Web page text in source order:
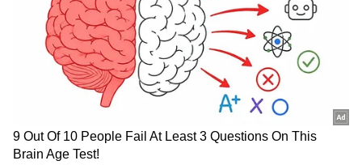
ആവശ്യത്തിന് വെള്ളം ലഭിക്കാത്തപ്പോൾ
മൂത്രത്തിന്റെ സാന്ദ്രത വർദ്ധിക്കുന്നു. ഇത്
കാൽസ്യം, ഓക്സലേറ്റ്, യൂറിക് ആസിഡ്
തുടങ്ങിയ ധാതുക്കൾ പരലുകളായി മാറാനും
കല്ലുകൾ രൂപപ്പെടാനും കാരണമാകുന്നു.
വേനൽക്കാലത്ത് വിയർപ്പിലൂടെ ശരീരത്തിൽ
നിന്ന് കൂടുതൽ ജലം നഷ്ടപ്പെടുന്നുണ്ടെങ്കിലും,